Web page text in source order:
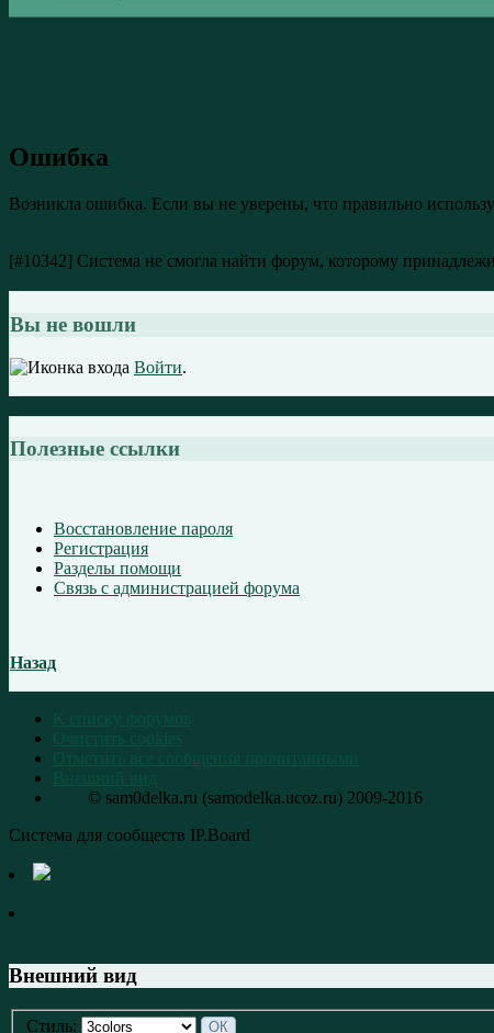
Ошибка
Возникла ошибка. Если вы не уверены, что правильно
[#10342] Система не смогла найти форум, которому
Вы не вошли
Войти.
Полезные ссылки
Восстановление пароля
Регистрация
Разделы помощи
Связь с администрацией форума
Назад
© sam0delka.ru (samodelka.ucoz.ru) 2009-2016
Система для сообществ IP.Board
Внешний вид
Стиль: